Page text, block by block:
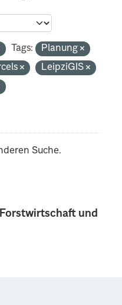
und
Tags:
Planung
LeipziGIS
Suche.